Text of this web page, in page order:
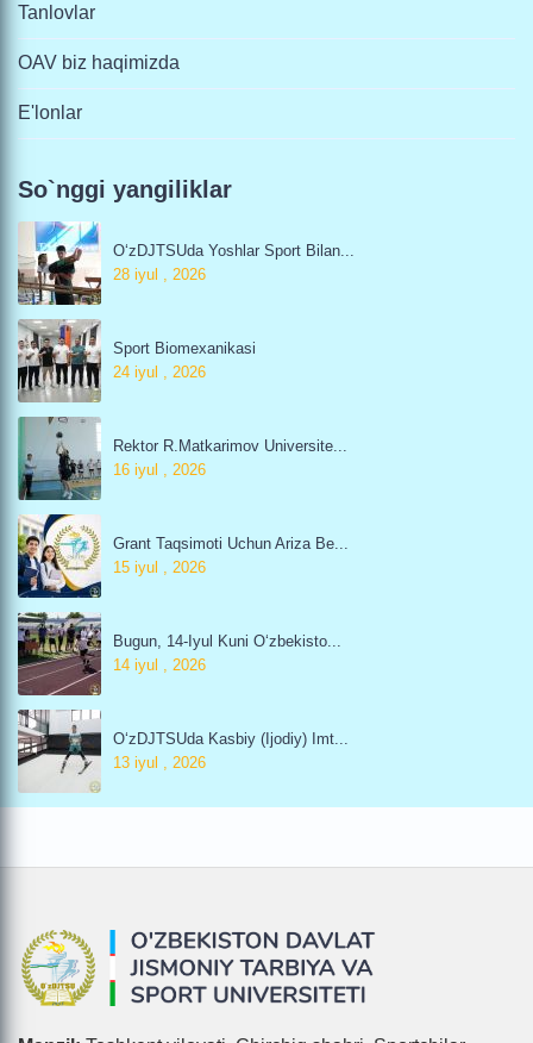
Tanlovlar
OAV biz haqimizda
E'lonlar
So`nggi yangiliklar
O‘zDJTSUda Yoshlar Sport Bilan...
28 iyul , 2026
Sport Biomexanikasi
24 iyul , 2026
Rektor R.Matkarimov Universite...
16 iyul , 2026
Grant Taqsimoti Uchun Ariza Be...
15 iyul , 2026
Bugun, 14-Iyul Kuni O‘zbekisto...
14 iyul , 2026
O‘zDJTSUda Kasbiy (ijodiy) Imt...
13 iyul , 2026